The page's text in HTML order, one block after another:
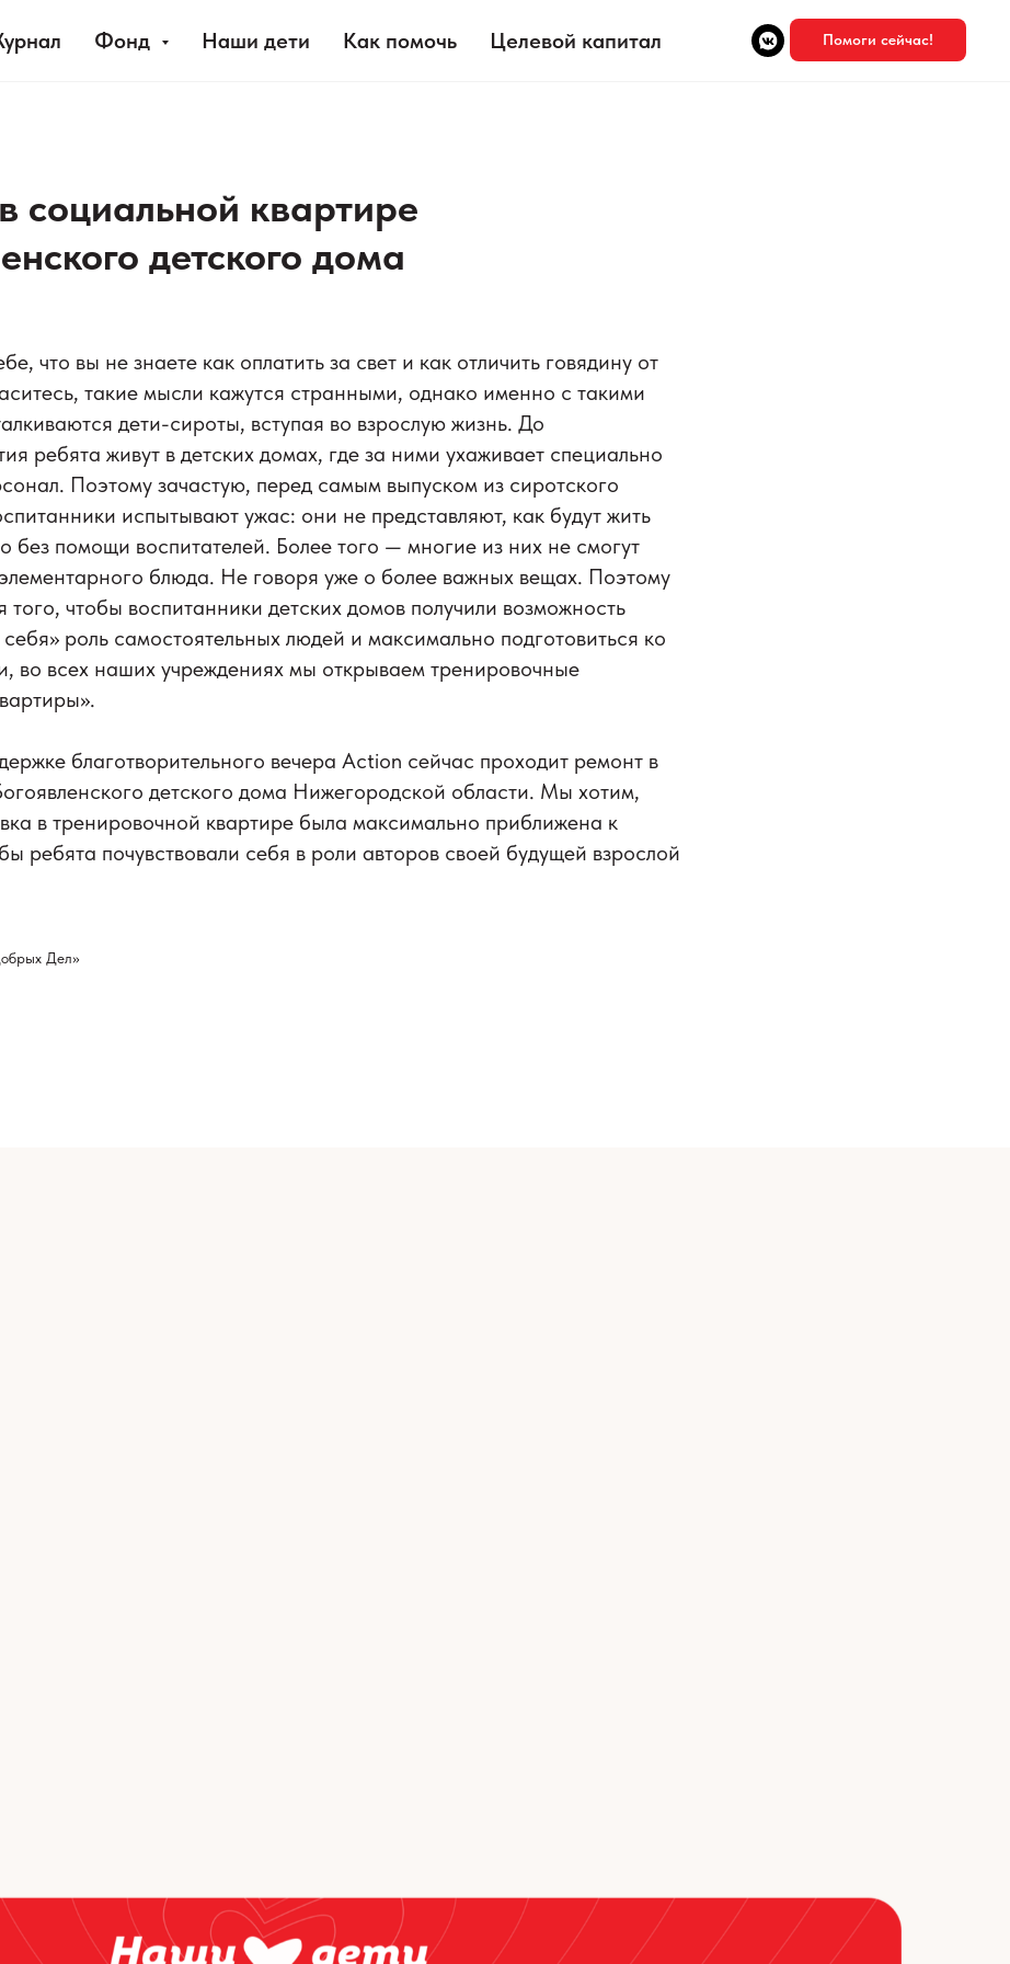
Фонд Наши дети Как помочь Целевой капитал Помоги сейчас!
социальной квартире
детского дома
что вы​ не​ знаете как оплатить за свет и как отличить говядину от
такие мысли кажутся странными, однако именно с​ такими
дети-сироты, вступая во​ взрослую жизнь. До​
ребята живут в​ детских домах, где за​ ними ухаживает специально
Поэтому зачастую, перед самым выпуском из сиротского
испытывают ужас: они не​ представляют, как будут жить
без помощи воспитателей. Более того​ — многие из​ них не​ смогут
блюда. Не​ говоря уже о​ более важных вещах. Поэтому
того, чтобы воспитанники детских домов​ получили возможность
роль самостоятельных людей и​ максимально подготовиться ко​
во всех наших учреждениях мы открываем тренировочные
благотворительного вечера Action сейчас проходит ремонт в
детского дома Нижегородской области. Мы хотим,
в тренировочной квартире была максимально приближена к
ребята почувствовали себя в роли авторов своей будущей​ взрослой
Дел»